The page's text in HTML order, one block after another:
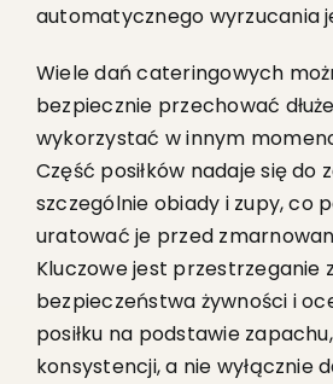
automatycznego wyrzucania
Wiele dań cateringowych
bezpiecznie przechować
wykorzystać w innym
Część posiłków nadaje się do
szczególnie obiady i zupy, co
uratować je przed
Kluczowe jest przestrzeganie
bezpieczeństwa żywności i
posiłku na podstawie
konsystencji, a nie wyłącznie